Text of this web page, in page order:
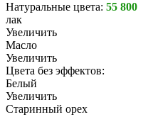
Натуральные цвета: 55 800
лак
Увеличить
Масло
Увеличить
Цвета без эффектов:
Белый
Увеличить
Старинный орех